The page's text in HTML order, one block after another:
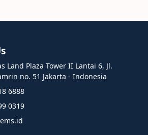
Land Plaza Tower II Lantai 6, Jl.
no. 51 Jakarta - Indonesia
6888
0319